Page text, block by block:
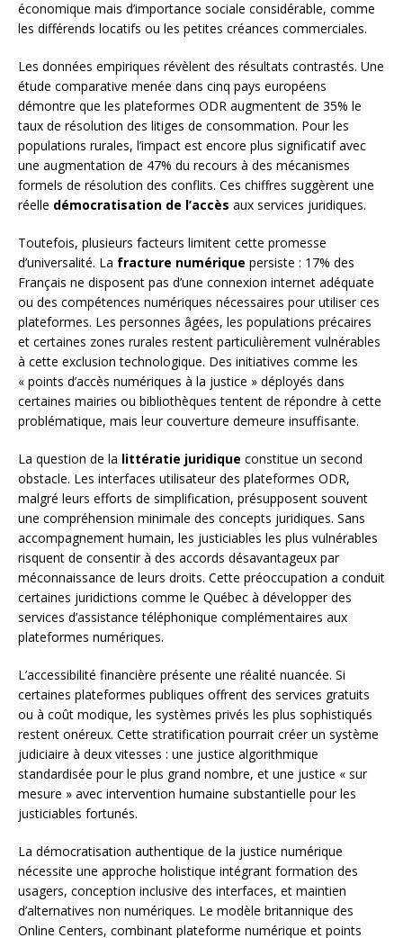
économique mais d’importance sociale considérable, comme
les différends locatifs ou les petites créances commerciales.
Les données empiriques révèlent des résultats contrastés. Une
étude comparative menée dans cinq pays européens
démontre que les plateformes ODR augmentent de 35% le
taux de résolution des litiges de consommation. Pour les
populations rurales, l’impact est encore plus significatif avec
une augmentation de 47% du recours à des mécanismes
formels de résolution des conflits. Ces chiffres suggèrent une
réelle démocratisation de l’accès aux services juridiques.
Toutefois, plusieurs facteurs limitent cette promesse
d’universalité. La fracture numérique persiste : 17% des
Français ne disposent pas d’une connexion internet adéquate
ou des compétences numériques nécessaires pour utiliser ces
plateformes. Les personnes âgées, les populations précaires
et certaines zones rurales restent particulièrement vulnérables
à cette exclusion technologique. Des initiatives comme les
« points d’accès numériques à la justice » déployés dans
certaines mairies ou bibliothèques tentent de répondre à cette
problématique, mais leur couverture demeure insuffisante.
La question de la littératie juridique constitue un second
obstacle. Les interfaces utilisateur des plateformes ODR,
malgré leurs efforts de simplification, présupposent souvent
une compréhension minimale des concepts juridiques. Sans
accompagnement humain, les justiciables les plus vulnérables
risquent de consentir à des accords désavantageux par
méconnaissance de leurs droits. Cette préoccupation a conduit
certaines juridictions comme le Québec à développer des
services d’assistance téléphonique complémentaires aux
plateformes numériques.
L’accessibilité financière présente une réalité nuancée. Si
certaines plateformes publiques offrent des services gratuits
ou à coût modique, les systèmes privés les plus sophistiqués
restent onéreux. Cette stratification pourrait créer un système
judiciaire à deux vitesses : une justice algorithmique
standardisée pour le plus grand nombre, et une justice « sur
mesure » avec intervention humaine substantielle pour les
justiciables fortunés.
La démocratisation authentique de la justice numérique
nécessite une approche holistique intégrant formation des
usagers, conception inclusive des interfaces, et maintien
d’alternatives non numériques. Le modèle britannique des
Online Centers, combinant plateforme numérique et points